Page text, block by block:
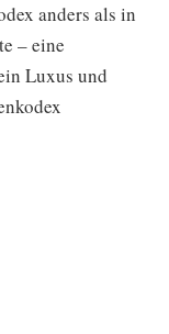
anders als in
– eine
Luxus und